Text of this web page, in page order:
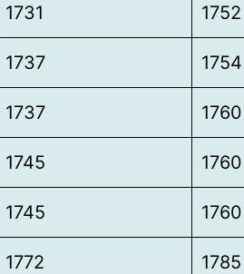
1731 1752
1737 1754
1737 1760
1745 1760
1745 1760
1772 1785